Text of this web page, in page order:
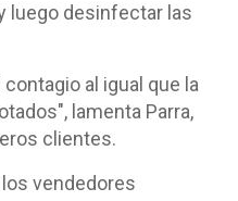
luego desinfectar las
al igual que la
lamenta Parra,
clientes.
vendedores